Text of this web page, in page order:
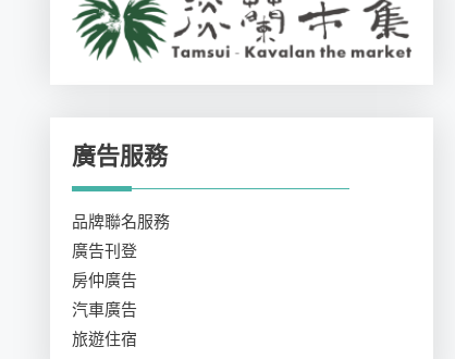
廣告服務
品牌聯名服務
廣告刊登
房仲廣告
汽車廣告
旅遊住宿